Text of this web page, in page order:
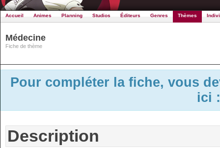
Accueil Animes Planning Studios Éditeurs Genres Thèmes
Médecine
Fiche de thème
Pour compléter la fiche, vous
ici
Description